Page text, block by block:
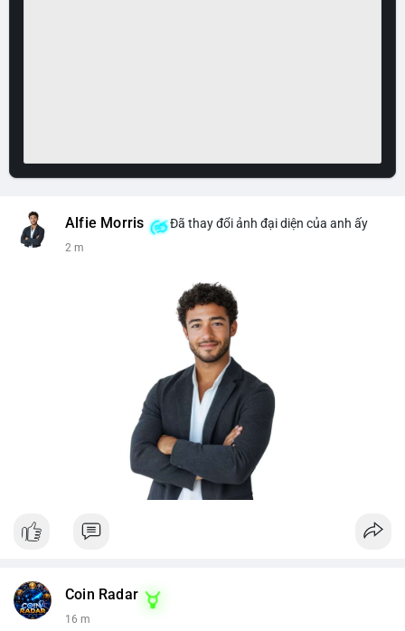
Alfie Morris Đã thay đổi ảnh đại diện của anh ấy
2 m
Coin Radar
16 m